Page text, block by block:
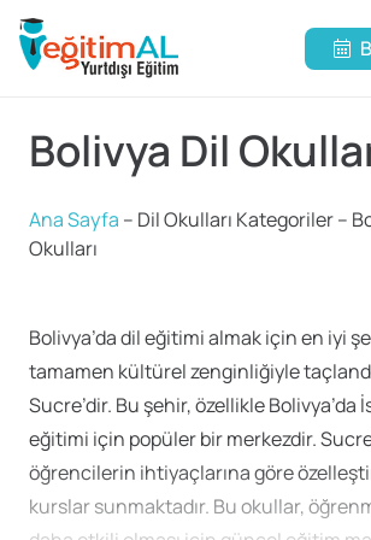
Bolivya Dil
Ana Sayfa – Dil Okulları Kategoriler–
Okulları
Bolivya’da dil eğitimi almak için en iyi
tamamen kültürel zenginliğiyle
Sucre’dir. Bu şehir, özellikle Bolivya’da
eğitimi için popüler bir merkezdir.
öğrencilerin ihtiyaçlarına göre
kurslar sunmaktadır. Bu okullar,